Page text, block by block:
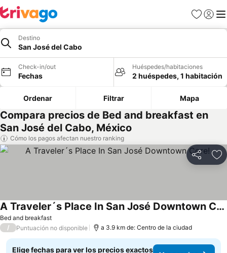
Favoritos
Iniciar
Destino
San José del Cabo
Check-in/out
Fechas
Huéspedes/habitaciones
2 huéspedes, 1 habitación
Ordenar Filtrar Mapa
Compara precios de Bed and breakfast en
San José del Cabo, México
Cómo los pagos afectan nuestro ranking
Compartir
Bed and breakfast
A Traveler´s Place In San José Downtown Core!
/ Puntuación no disponible a 3.9 km de: Centro de la ciudad
Elige fechas para ver los precios exactos